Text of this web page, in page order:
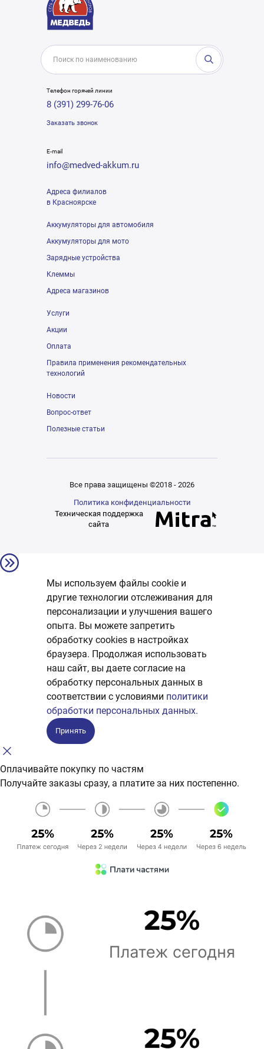
Телефон горячей линии
8 (391) 299-76-06
Заказать звонок
E-mail
info@medved-akkum.ru
Адреса филиалов
в Красноярске
Аккумуляторы для автомобиля
Аккумуляторы для мото
Зарядные устройства
Клеммы
Адреса магазинов
Услуги
Акции
Оплата
Правила применения рекомендательных
технологий
Новости
Вопрос-ответ
Полезные статьи
Все права защищены ©2018 - 2026
Политика конфиденциальности
Техническая поддержка
сайта
Мы используем файлы cookie и
другие технологии отслеживания для
персонализации и улучшения вашего
опыта. Вы можете запретить
обработку сookies в настройках
браузера. Продолжая использовать
наш сайт, вы даете согласие на
обработку персональных данных в
соответствии с условиями политики
обработки персональных данных.
Принять
Оплачивайте покупку по частям
Получайте заказы сразу, а платите за них постепенно.